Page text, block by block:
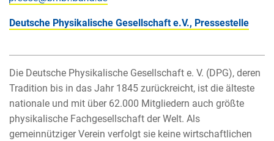
Deutsche Physikalische Gesellschaft e.V., Pressestelle
Die Deutsche Physikalische Gesellschaft e. V. (DPG), deren
Tradition bis in das Jahr 1845 zurückreicht, ist die älteste
nationale und mit über 62.000 Mitgliedern auch größte
physikalische Fachgesellschaft der Welt. Als
gemeinnütziger Verein verfolgt sie keine wirtschaftlichen